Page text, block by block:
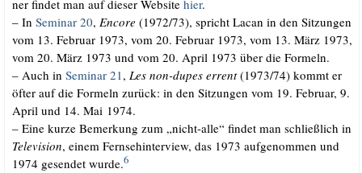
ner fin­det man auf die­ser Web­site hier.
– In Semi­nar 20, Enco­re (1972/​73), spricht Lacan in den Sit­zun­gen
vom 13. Febru­ar 1973, vom 20. Febru­ar 1973, vom 13. März 1973,
vom 20. März 1973 und vom 20. April 1973 über die Formeln.
– Auch in Semi­nar 21, Les non-dupes errent(1973/​74) kommt er
öfter auf die For­meln zurück: in den Sit­zun­gen vom 19. Febru­ar, 9.
April und 14. Mai 1974.
– Eine kur­ze Bemer­kung zum „nicht-alle“ fin­det man schließ­lich in
Tele­vi­si­on, einem Fern­seh­in­ter­view, das 1973 auf­ge­nom­men und
1974 gesen­det wur­de.6